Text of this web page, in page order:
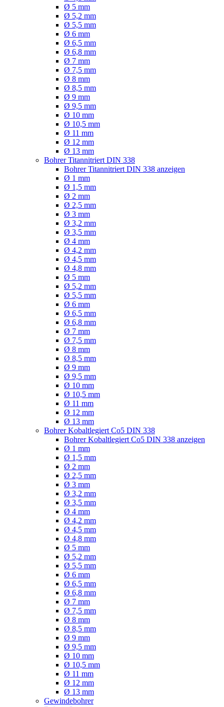
Ø 5 mm
Ø 5,2 mm
Ø 5,5 mm
Ø 6 mm
Ø 6,5 mm
Ø 6,8 mm
Ø 7 mm
Ø 7,5 mm
Ø 8 mm
Ø 8,5 mm
Ø 9 mm
Ø 9,5 mm
Ø 10 mm
Ø 10,5 mm
Ø 11 mm
Ø 12 mm
Ø 13 mm
Bohrer Titannitriert DIN 338
Bohrer Titannitriert DIN 338 anzeigen
Ø 1 mm
Ø 1,5 mm
Ø 2 mm
Ø 2,5 mm
Ø 3 mm
Ø 3,2 mm
Ø 3,5 mm
Ø 4 mm
Ø 4,2 mm
Ø 4,5 mm
Ø 4,8 mm
Ø 5 mm
Ø 5,2 mm
Ø 5,5 mm
Ø 6 mm
Ø 6,5 mm
Ø 6,8 mm
Ø 7 mm
Ø 7,5 mm
Ø 8 mm
Ø 8,5 mm
Ø 9 mm
Ø 9,5 mm
Ø 10 mm
Ø 10,5 mm
Ø 11 mm
Ø 12 mm
Ø 13 mm
Bohrer Kobaltlegiert Co5 DIN 338
Bohrer Kobaltlegiert Co5 DIN 338 anzeigen
Ø 1 mm
Ø 1,5 mm
Ø 2 mm
Ø 2,5 mm
Ø 3 mm
Ø 3,2 mm
Ø 3,5 mm
Ø 4 mm
Ø 4,2 mm
Ø 4,5 mm
Ø 4,8 mm
Ø 5 mm
Ø 5,2 mm
Ø 5,5 mm
Ø 6 mm
Ø 6,5 mm
Ø 6,8 mm
Ø 7 mm
Ø 7,5 mm
Ø 8 mm
Ø 8,5 mm
Ø 9 mm
Ø 9,5 mm
Ø 10 mm
Ø 10,5 mm
Ø 11 mm
Ø 12 mm
Ø 13 mm
Gewindebohrer